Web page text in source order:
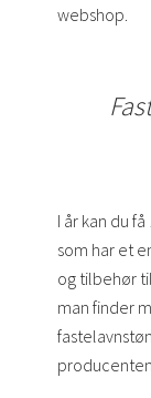
webshop.
I år kan du
som har et
og tilbehør
man finder